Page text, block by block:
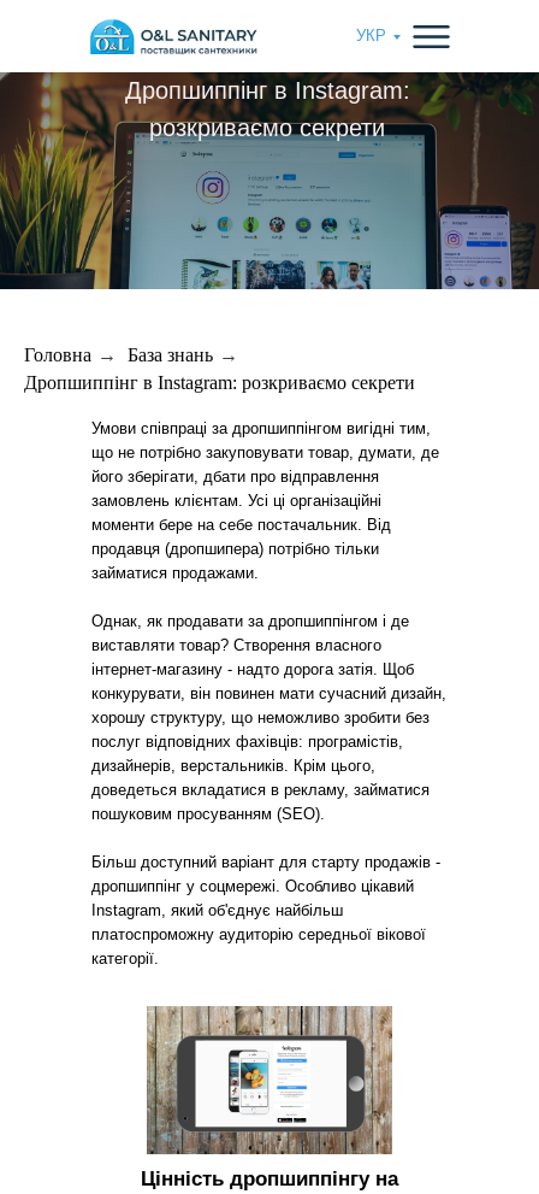
УКР
Дропшиппінг в Instagram:
розкриваємо секрети
Головна → База знань →
Дропшиппінг в Instagram: розкриваємо секрети
Умови співпраці за дропшиппінгом вигідні тим,
що не потрібно закуповувати товар, думати, де
його зберігати, дбати про відправлення
замовлень клієнтам. Усі ці організаційні
моменти бере на себе постачальник. Від
продавця (дропшипера) потрібно тільки
займатися продажами.
Однак, як продавати за дропшиппінгом і де
виставляти товар? Створення власного
інтернет-магазину - надто дорога затія. Щоб
конкурувати, він повинен мати сучасний дизайн,
хорошу структуру, що неможливо зробити без
послуг відповідних фахівців: програмістів,
дизайнерів, верстальників. Крім цього,
доведеться вкладатися в рекламу, займатися
пошуковим просуванням (SEO).
Більш доступний варіант для старту продажів -
дропшиппінг у соцмережі. Особливо цікавий
Instagram, який об'єднує найбільш
платоспроможну аудиторію середньої вікової
категорії.
Цінність дропшиппінгу на